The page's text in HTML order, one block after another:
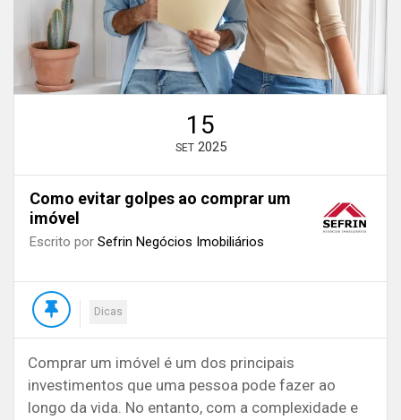
15
SET 2025
Como evitar golpes ao comprar um
imóvel
Escrito por Sefrin Negócios Imobiliários
Dicas
Comprar um imóvel é um dos principais
investimentos que uma pessoa pode fazer ao
longo da vida. No entanto, com a complexidade e